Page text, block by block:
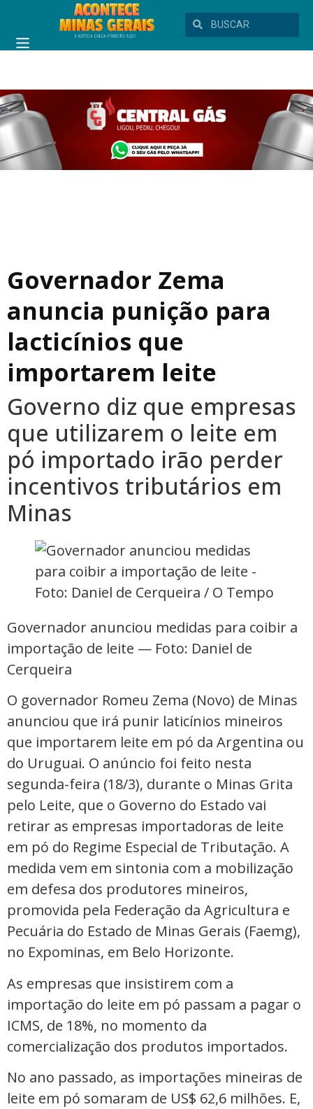
Governador Zema
anuncia punição para
lacticínios que
importarem leite
Governo diz que empresas
que utilizarem o leite em
pó importado irão perder
incentivos tributários em
Minas
Governador anunciou medidas para coibir a
importação de leite — Foto: Daniel de
Cerqueira
O governador Romeu Zema (Novo) de Minas
anunciou que irá punir laticínios mineiros
que importarem leite em pó da Argentina ou
do Uruguai. O anúncio foi feito nesta
segunda-feira (18/3), durante o Minas Grita
pelo Leite, que o Governo do Estado vai
retirar as empresas importadoras de leite
em pó do Regime Especial de Tributação. A
medida vem em sintonia com a mobilização
em defesa dos produtores mineiros,
promovida pela Federação da Agricultura e
Pecuária do Estado de Minas Gerais (Faemg),
no Expominas, em Belo Horizonte.
As empresas que insistirem com a
importação do leite em pó passam a pagar o
ICMS, de 18%, no momento da
comercialização dos produtos importados.
No ano passado, as importações mineiras de
leite em pó somaram de US$ 62,6 milhões. E,